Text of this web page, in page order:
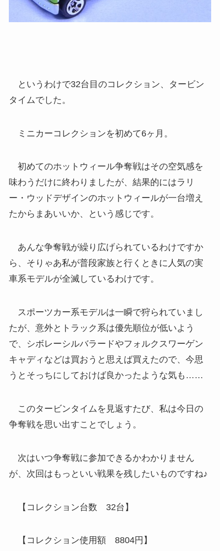
というわけで32台目のコレクション、タービン
タイムでした。
ミニカーコレクションを初めて6ヶ月。
初めてのホットウィール争奪戦はその空気感を
味わうだけに終わりましたが、結果的にはラリ
ー・ウッドデザインのホットウィールが一台増え
たからまあいいか、という感じです。
あんな争奪戦が繰り広げられているわけですか
ら、そりゃあ私が普段家族と行くときに人気の実
車系モデルが全滅しているわけです。
スポーツカー系モデルは一瞬で狩られていまし
たが、意外とトラック系は優先順位が低いよう
で、シボレーシルバラードやフォルクスワーゲン
キャディなどは買おうと思えば買えたので、今思
うとそっちにしておけば良かったような気も……
このタービンタイムを見返すたび、私は今日の
争奪戦を思い出すことでしょう。
次はいつ争奪戦に参加できるかわかりません
が、次回はもっといい戦果を残したいものですね♪
【コレクション台数 32台】
【コレクション使用額 8804円】